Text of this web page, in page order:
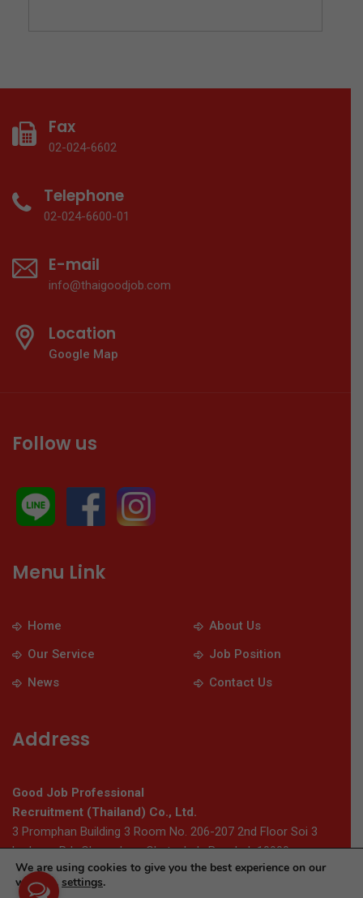
Fax
02-024-6602
Telephone
02-024-6600-01
E-mail
info@thaigoodjob.com
Location
Google Map
Follow us
Menu Link
Home
About Us
Our Service
Job Position
News
Contact Us
Address
Good Job Professional
Recruitment (Thailand) Co., Ltd.
3 Promphan Building 3 Room No. 206-207 2nd Floor Soi 3
Ladprao Rd., Chomphon, Chatuchak, Bangkok 10900
We are using cookies to give you the best experience on our
website. settings.